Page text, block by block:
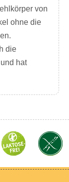
von
ohne die
die
hat